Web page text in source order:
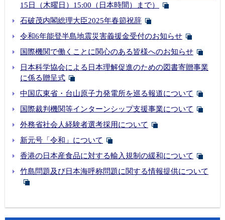
15日（木曜日）15:00（日本時間）まで）
石破茂内閣総理大臣2025年春節祝辞
令和6年能登半島地震災害義援金受付のお知らせ
国際機関で働くことに関心のある皆様へのお知らせ
日本科学協会による日本理解促進のための図書寄贈事業
に係る贈呈式
中国広東省・台山原子力発電所を巡る報道について
国際裁判機関等インターンシップ支援事業について
外務省社会人経験者選考採用について
新元号「令和」について
香港の日本産食品に対する輸入規制の緩和について
竹島問題及び日本海呼称問題に関する情報提供について